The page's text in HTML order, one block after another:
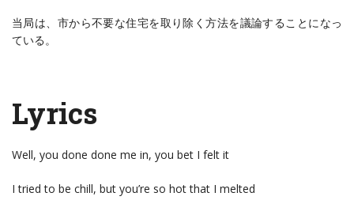
当局は、市から不要な住宅を取り除く方法を議論することになっ
ている。
Lyrics
Well, you done done me in, you bet I felt it
I tried to be chill, but you’re so hot that I melted